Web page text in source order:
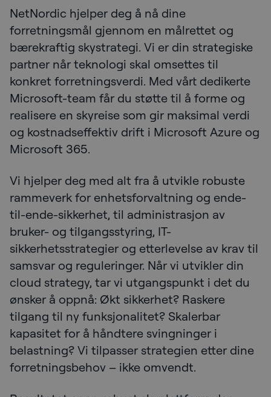
NetNordic hjelper deg å nå dine
forretningsmål gjennom en målrettet og
bærekraftig skystrategi. Vi er din strategiske
partner når teknologi skal omsettes til
konkret forretningsverdi. Med vårt dedikerte
Microsoft-team får du støtte til å forme og
realisere en skyreise som gir maksimal verdi
og kostnadseffektiv drift i Microsoft Azure og
Microsoft 365.
Vi hjelper deg med alt fra å utvikle robuste
rammeverk for enhetsforvaltning og ende-
til-ende-sikkerhet, til administrasjon av
bruker- og tilgangsstyring, IT-
sikkerhetsstrategier og etterlevelse av krav til
samsvar og reguleringer. Når vi utvikler din
cloud strategy, tar vi utgangspunkt i det du
ønsker å oppnå: Økt sikkerhet? Raskere
tilgang til ny funksjonalitet? Skalerbar
kapasitet for å håndtere svingninger i
belastning? Vi tilpasser strategien etter dine
forretningsbehov – ikke omvendt.